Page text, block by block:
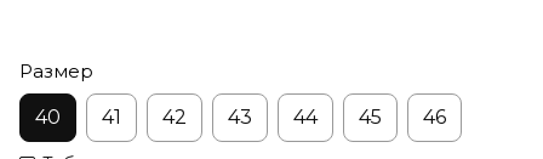
Размер
40
41 42 43 44 45 46